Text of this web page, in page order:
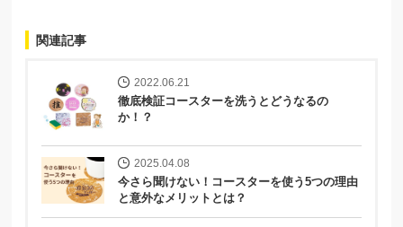
関連記事
2022.06.21
徹底検証コースターを洗うとどうなるの
か！？
2025.04.08
今さら聞けない！コースターを使う5つの理由
と意外なメリットとは？